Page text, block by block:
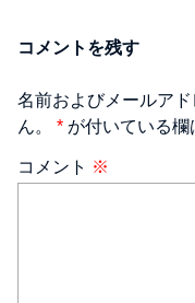
コメントを残す
名前およびメールア
ん。 * が付いている
コメント ※